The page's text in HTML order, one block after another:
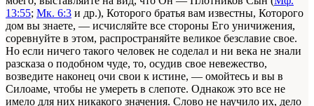
13:55; Мк. 6:3 и др.), Которого братья вам известны, Которого
дом вы знаете, — исчисляйте все стороны Его уничижения,
соревнуйте в этом, распространяйте великое безславие свое.
Но если ничего такого человек не соделал и ни века не знали
разсказа о подобном чуде, то, осудив свое невежество,
возведите наконец очи свои к истине, — омойтесь и вы в
Силоаме, чтобы не умереть в слепоте. Однакож это все не
имело для них никакого значения. Слово не научило их, дело